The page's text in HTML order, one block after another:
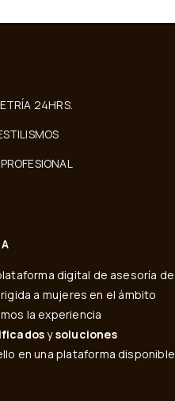
24HRS.
digital de asesoría de
a mujeres en el ámbito
la experiencia
ysoluciones
en una plataforma disponible